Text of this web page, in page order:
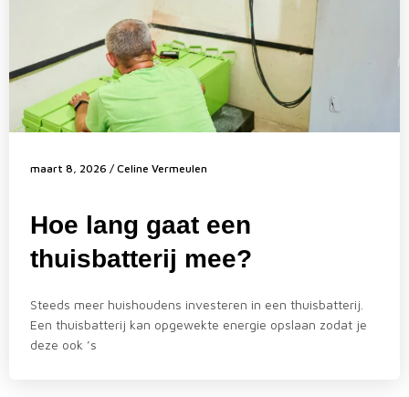
maart 8, 2026 / Celine Vermeulen
Hoe lang gaat een
thuisbatterij mee?
Steeds meer huishoudens investeren in een thuisbatterij.
Een thuisbatterij kan opgewekte energie opslaan zodat je
deze ook ’s